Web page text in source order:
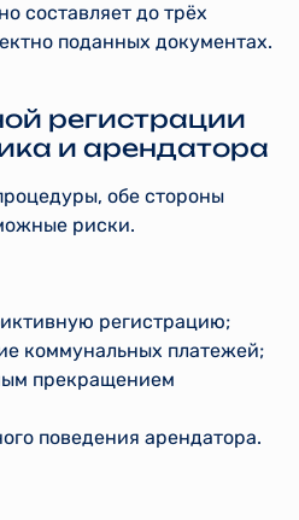
составляет до трёх
поданных документах.
регистрации
и арендатора
обе стороны
риски.
регистрацию;
коммунальных платежей;
прекращением
поведения арендатора.